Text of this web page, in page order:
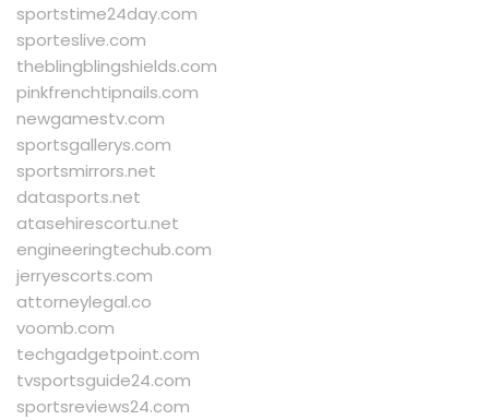
sportstime24day.com
sporteslive.com
theblingblingshields.com
pinkfrenchtipnails.com
newgamestv.com
sportsgallerys.com
sportsmirrors.net
datasports.net
atasehirescortu.net
engineeringtechub.com
jerryescorts.com
attorneylegal.co
voomb.com
techgadgetpoint.com
tvsportsguide24.com
sportsreviews24.com